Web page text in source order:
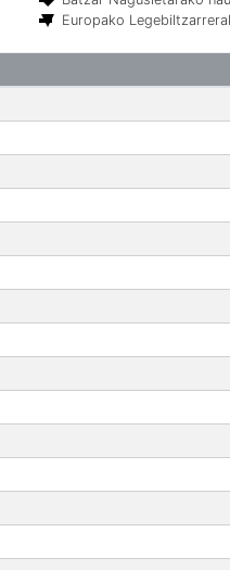
Europako